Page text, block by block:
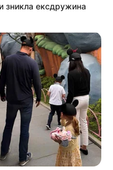
про якого
на
(фото, відео)
зникла ексдружина